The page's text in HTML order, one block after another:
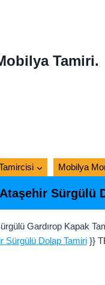
Tamiri.
Mobilya
Ataşehir Sürgülü
Gardırop Kapak
Sürgülü Dolap Tamiri}}